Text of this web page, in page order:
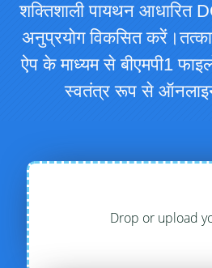
शक्तिशाली पायथन आधारित
अनुप्रयोग विकसित
ऐप के माध्यम से बीएमपी1
स्वतंत्र रूप से